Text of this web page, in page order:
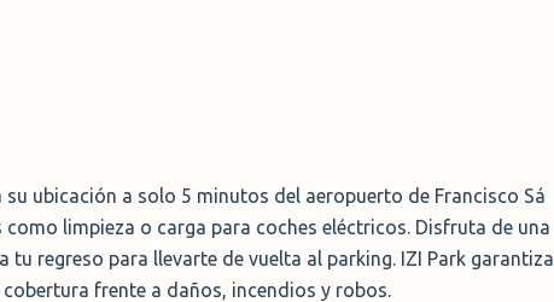
su ubicación a solo 5 minutos del aeropuerto de Francisco Sá
limpieza o carga para coches eléctricos. Disfruta de una
regreso para llevarte de vuelta al parking. IZI Park garantiza
frente a daños, incendios y robos.